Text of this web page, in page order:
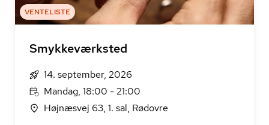
VENTELISTE
Smykkeværksted
14. september, 2026
Mandag, 18:00 - 21:00
Højnæsvej 63, 1. sal, Rødovre